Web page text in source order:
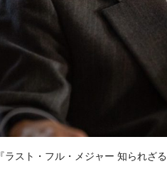
『ラスト・フル・メジャー 知られ